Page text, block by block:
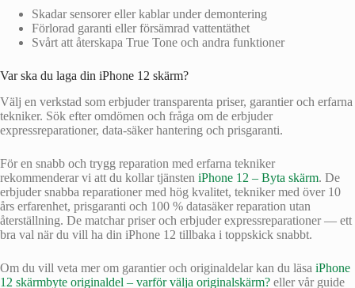
Skadar sensorer eller kablar under demontering
Förlorad garanti eller försämrad vattentäthet
Svårt att återskapa True Tone och andra funktioner
Var ska du laga din iPhone 12 skärm?
Välj en verkstad som erbjuder transparenta priser, garantier och erfarna
tekniker. Sök efter omdömen och fråga om de erbjuder
expressreparationer, data-säker hantering och prisgaranti.
För en snabb och trygg reparation med erfarna tekniker
rekommenderar vi att du kollar tjänsten iPhone 12 – Byta skärm. De
erbjuder snabba reparationer med hög kvalitet, tekniker med över 10
års erfarenhet, prisgaranti och 100 % datasäker reparation utan
återställning. De matchar priser och erbjuder expressreparationer — ett
bra val när du vill ha din iPhone 12 tillbaka i toppskick snabbt.
Om du vill veta mer om garantier och originaldelar kan du läsa iPhone
12 skärmbyte originaldel – varför välja originalskärm? eller vår guide